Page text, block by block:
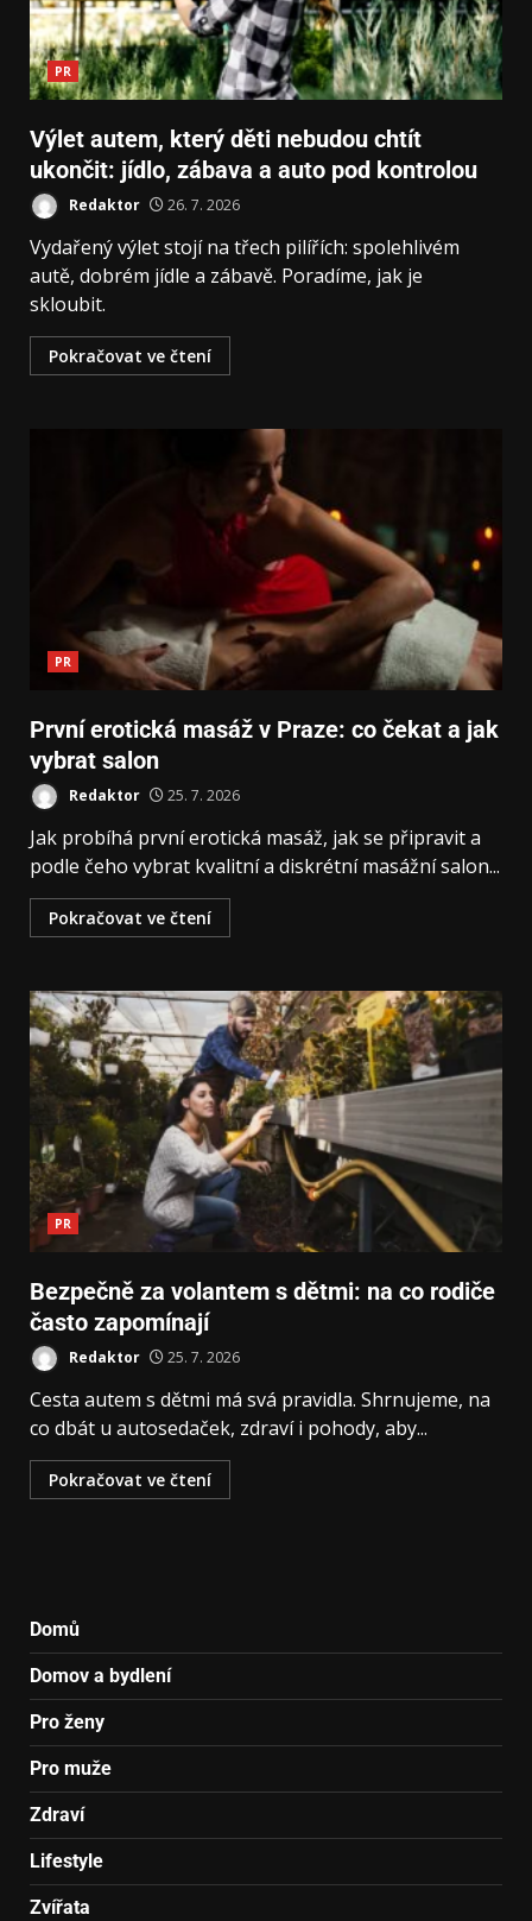
PR
Výlet autem, který děti nebudou chtít
ukončit: jídlo, zábava a auto pod kontrolou
Redaktor 26. 7. 2026
Vydařený výlet stojí na třech pilířích: spolehlivém
autě, dobrém jídle a zábavě. Poradíme, jak je
skloubit.
Pokračovat ve čtení
PR
První erotická masáž v Praze: co čekat a jak
vybrat salon
Redaktor 25. 7. 2026
Jak probíhá první erotická masáž, jak se připravit a
podle čeho vybrat kvalitní a diskrétní masážní salon...
Pokračovat ve čtení
PR
Bezpečně za volantem s dětmi: na co rodiče
často zapomínají
Redaktor 25. 7. 2026
Cesta autem s dětmi má svá pravidla. Shrnujeme, na
co dbát u autosedaček, zdraví i pohody, aby...
Pokračovat ve čtení
Domů
Domov a bydlení
Pro ženy
Pro muže
Zdraví
Lifestyle
Zvířata